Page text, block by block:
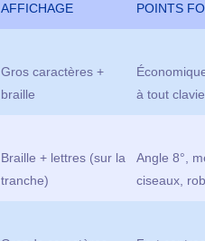
AFFICHAGE POINTS
Gros caractères +
braille
à tout
Braille + lettres (sur la
tranche)
Angle 8°,
ciseaux,